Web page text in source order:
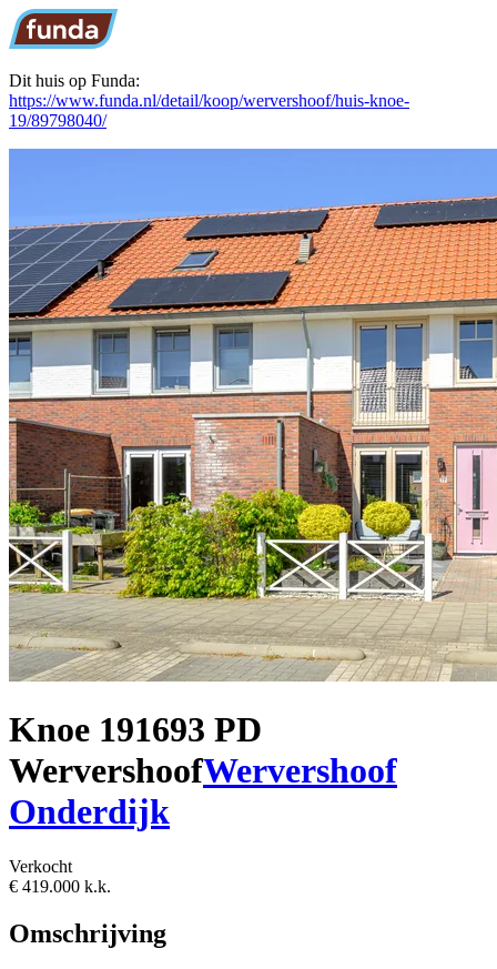
Dit huis op Funda:
https://www.funda.nl/detail/koop/wervershoof/huis-knoe-
19/89798040/
Knoe 191693 PD
WervershoofWervershoof
Onderdijk
Verkocht
€ 419.000 k.k.
Omschrijving